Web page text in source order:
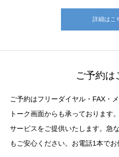
詳細はこ
ご予約は
ご予約はフリーダイヤル・FAX・
トーク画面からも承っております
サービスをご提供いたします。急
もご安心ください。お電話1本でお